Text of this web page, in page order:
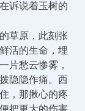
诉说着玉树的
草原，此刻张
活的生命，埋
片愁云惨雾，
隐隐作痛。西
，那揪心的疼
把更大的伤害